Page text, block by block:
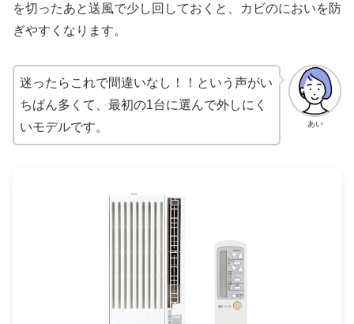
を切ったあと送風で少し回しておくと、カビのにおいを防
ぎやすくなります。
あい
迷ったらこれで間違いなし！！という声がい
ちばん多くて、最初の1台に選んで外しにく
いモデルです。